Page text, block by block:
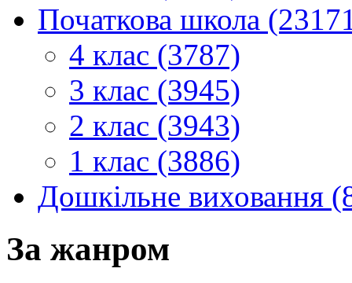
Початкова школа
4 клас (3787)
3 клас (3945)
2 клас (3943)
1 клас (3886)
Дошкільне виховання
За жанром